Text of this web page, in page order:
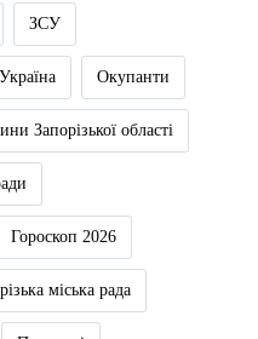
ЗСУ
Україна Окупанти
Запорізької області
Гороскоп 2026
міська рада